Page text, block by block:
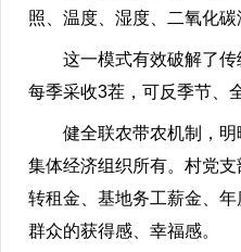
照、温度、湿度、二氧化
这一模式有效破解了传统
每季采收3茬，可反季节、
健全联农带农机制，明晰
集体经济组织所有。村党
转租金、基地务工薪金、
群众的获得感、幸福感。